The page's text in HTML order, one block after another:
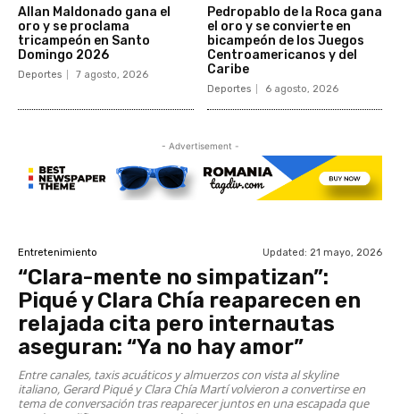
Allan Maldonado gana el
oro y se proclama
tricampeón en Santo
Domingo 2026
Deportes 7 agosto, 2026
Pedropablo de la Roca gana
el oro y se convierte en
bicampeón de los Juegos
Centroamericanos y del
Caribe
Deportes 6 agosto, 2026
- Advertisement -